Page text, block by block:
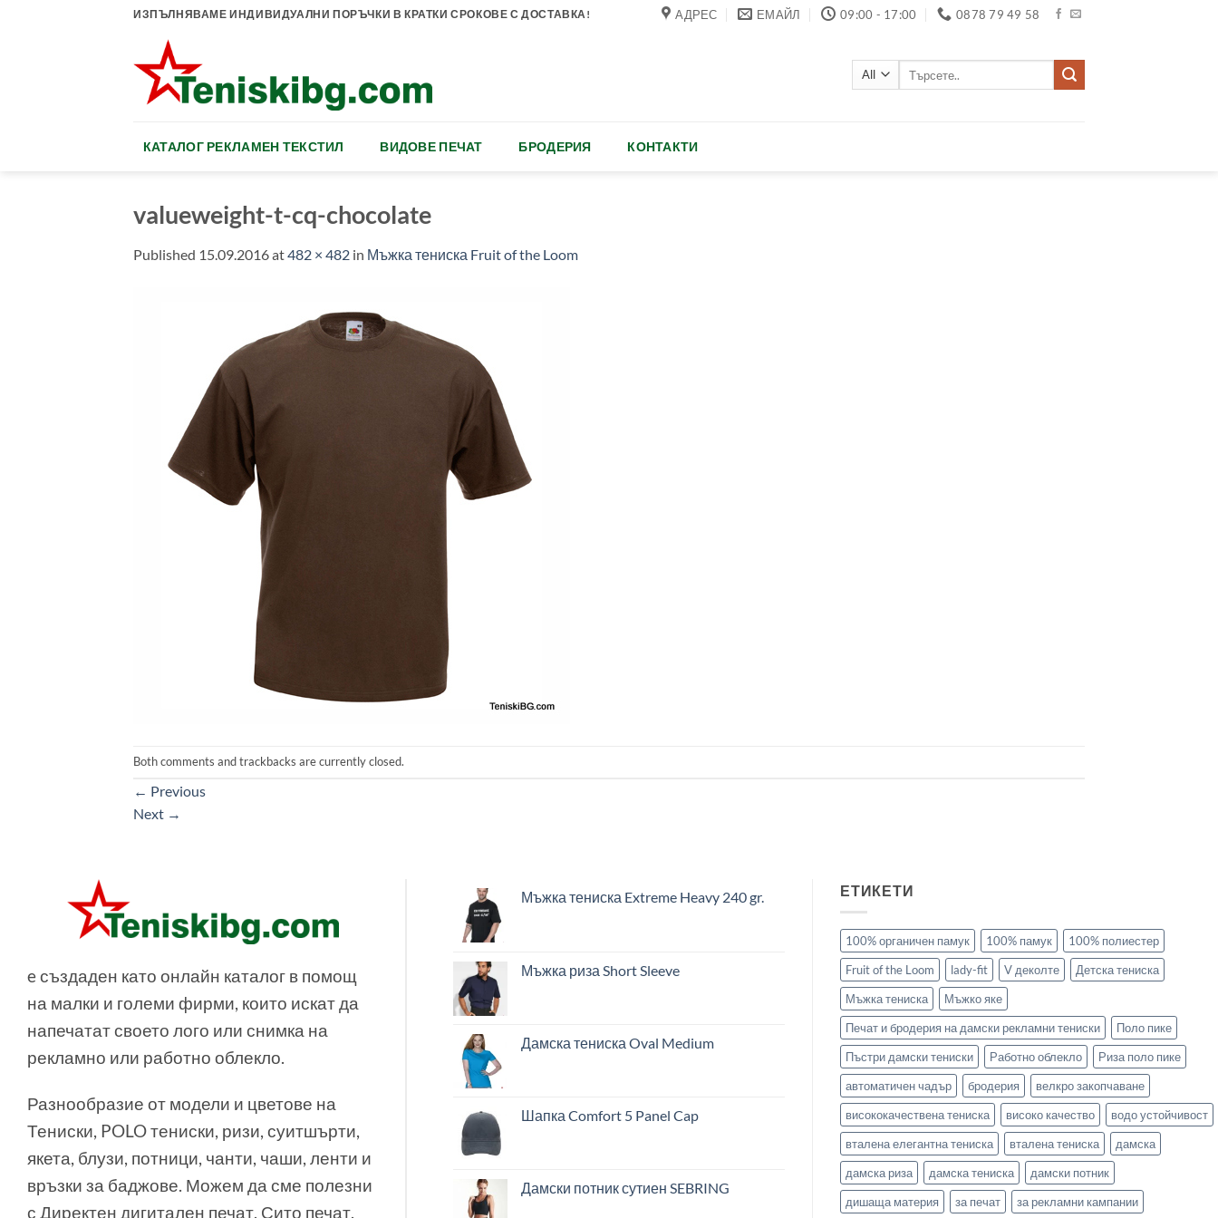
ИЗПЪЛНЯВАМЕ ИНДИВИДУАЛНИ ПОРЪЧКИ В КРАТКИ СРОКОВЕ С ДОСТАВКА! АДРЕС ЕМАЙЛ 09:00 - 17:00 0878 79 49 58
КАТАЛОГ РЕКЛАМЕН ТЕКСТИЛ ВИДОВЕ ПЕЧАТ БРОДЕРИЯ КОНТАКТИ
valueweight-t-cq-chocolate
Published 15.09.2016at482 × 482 in Мъжка тениска Fruit of the Loom
Both comments and trackbacks are currently closed.
← Previous
Next →
e създаден като онлайн каталог в помощ
на малки и големи фирми, които искат да
напечатат своето лого или снимка на
рекламно или работно облекло.
Разнообразие от модели и цветове на
Тениски, POLO тениски, ризи, суитшърти,
якета, блузи, потници, чанти, чаши, ленти и
връзки за баджове. Можем да сме полезни
с Директен дигитален печат, Сито печат,
Мъжка тениска Extreme Heavy 240 gr.
Мъжка риза Short Sleeve
Дамска тениска Oval Medium
Шапка Comfort 5 Panel Cap
Дамски потник сутиен SEBRING
ЕТИКЕТИ
100% органичен памук 100% памук
100% полиестер
Fruit of the Loom
lady-fit V деколте
Детска тениска
Мъжка тениска
Мъжко яке
Печат и бродерия на дамски рекламни тениски
Поло пике
Пъстри дамски тениски
Работно облекло
Риза поло пике
автоматичен чадър
бродерия
велкро закопчаване
висококачествена тениска
високо качество
водо устойчивост
вталена елегантна тениска
вталена тениска
дамска
дамска риза
дамска тениска
дамски потник
дишаща материя
за печат за рекламни кампании